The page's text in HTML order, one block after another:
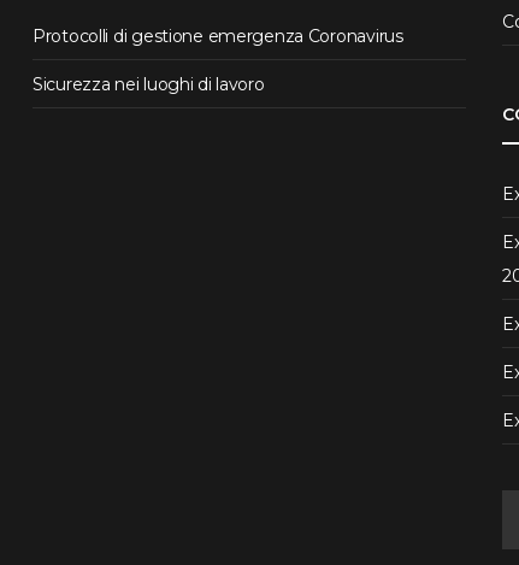
Protocolli di gestione emergenza Coronavirus
Sicurezza nei luoghi di lavoro